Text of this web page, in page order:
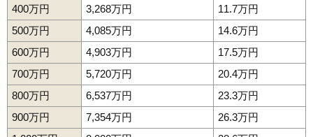
400万円
3,268万円
11.7万円
500万円
4,085万円
14.6万円
600万円
4,903万円
17.5万円
700万円
5,720万円
20.4万円
800万円
6,537万円
23.3万円
900万円
7,354万円
26.3万円